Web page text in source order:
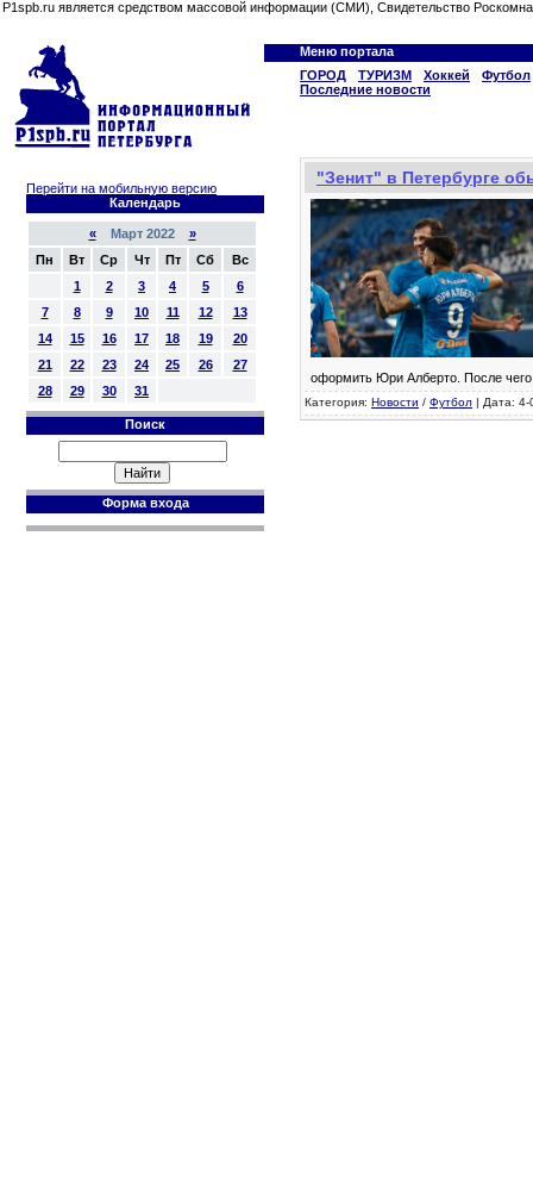
P1spb.ru является средством массовой информации (СМИ), Свидетельство
Меню портала
ГОРОД
ТУРИЗМ Хоккей
Футбол
Последние новости
Перейти на мобильную версию
Календарь
«Март 2022 »
Пн
Вт Ср Чт Пт Сб
Вс
1
2 3 4 5
6
7
8 9 10 11 12
13
14
15 16 17 18 19
20
21
22 23 24 25 26
27
28
29 30 31
Поиск
Форма входа
"Зенит" в Петербурге
оформить Юри Алберто. После
Категория: Новости / Футбол | Дата: